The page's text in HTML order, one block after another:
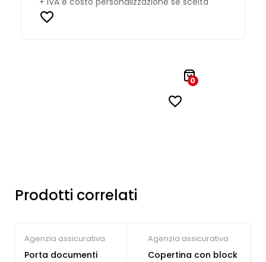
0
Prodotti correlati
Agenzia assicurativa
Porta documenti
Agenzia assicurativa
Copertina con block